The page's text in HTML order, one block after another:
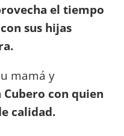
el tiempo
sus hijas
mamá y
con quien
calidad.